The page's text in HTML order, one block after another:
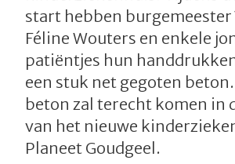
start hebben burgemeester
Féline Wouters en enkele
patiëntjes hun
een stuk net gegoten
beton zal terecht komen in
van het nieuwe
Planeet Goudgeel.